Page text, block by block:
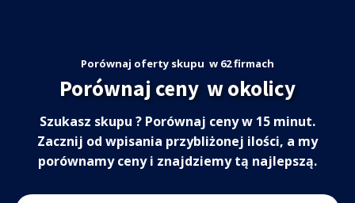
Porównaj oferty skupu w 62 firmach
Porównaj ceny w okolicy
Szukasz skupu ? Porównaj ceny w 15 minut.
Zacznij od wpisania przybliżonej ilości, a my
porównamy ceny i znajdziemy tą najlepszą.